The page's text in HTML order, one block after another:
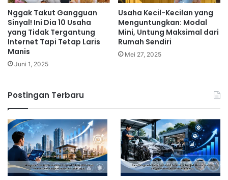
Nggak Takut Gangguan
Sinyal! Ini Dia 10 Usaha
yang Tidak Tergantung
Internet Tapi Tetap Laris
Manis
Juni 1, 2025
Usaha Kecil-Kecilan yang
Menguntungkan: Modal
Mini, Untung Maksimal dari
Rumah Sendiri
Mei 27, 2025
Postingan Terbaru